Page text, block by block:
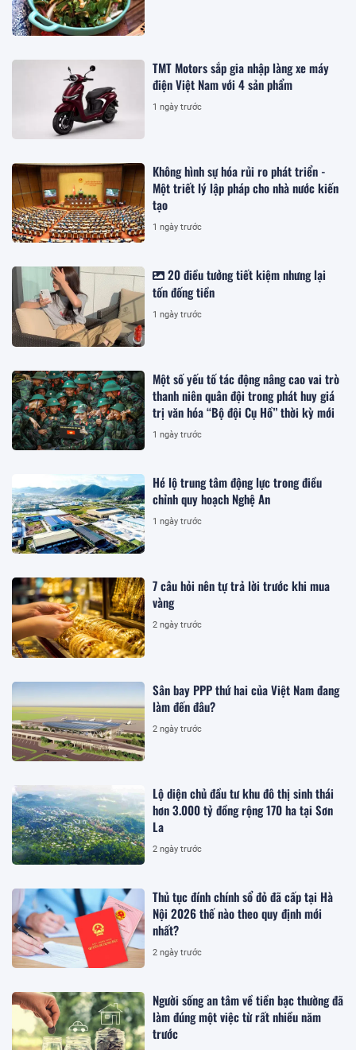
TMT Motors sắp gia nhập làng xe máy
điện Việt Nam với 4 sản phẩm
1 ngày trước
Không hình sự hóa rủi ro phát triển -
Một triết lý lập pháp cho nhà nước kiến
tạo
1 ngày trước
20 điều tưởng tiết kiệm nhưng lại
tốn đống tiền
1 ngày trước
Một số yếu tố tác động nâng cao vai trò
thanh niên quân đội trong phát huy giá
trị văn hóa “Bộ đội Cụ Hồ” thời kỳ mới
1 ngày trước
Hé lộ trung tâm động lực trong điều
chỉnh quy hoạch Nghệ An
1 ngày trước
7 câu hỏi nên tự trả lời trước khi mua
vàng
2 ngày trước
Sân bay PPP thứ hai của Việt Nam đang
làm đến đâu?
2 ngày trước
Lộ diện chủ đầu tư khu đô thị sinh thái
hơn 3.000 tỷ đồng rộng 170 ha tại Sơn
La
2 ngày trước
Thủ tục đính chính sổ đỏ đã cấp tại Hà
Nội 2026 thế nào theo quy định mới
nhất?
2 ngày trước
Người sống an tâm về tiền bạc thường đã
làm đúng một việc từ rất nhiều năm
trước